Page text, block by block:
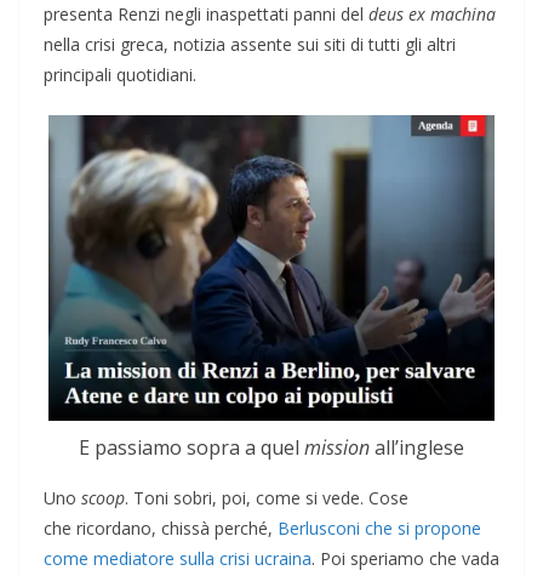
presenta Renzi negli inaspettati panni del deus ex machina
nella crisi greca, notizia assente sui siti di tutti gli altri
principali quotidiani.
E passiamo sopra a quel missionall’inglese
Uno scoop. Toni sobri, poi, come si vede. Cose
che ricordano, chissà perché, Berlusconi che si propone
come mediatore sulla crisi ucraina. Poi speriamo che vada